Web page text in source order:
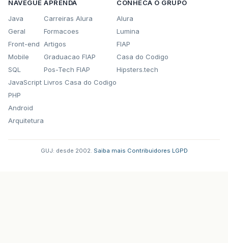
NAVEGUE
Java
Geral
Front-end
Mobile
SQL
JavaScript
PHP
Android
Arquitetura
APRENDA
Carreiras Alura
Formacoes
Artigos
Graduacao FIAP
Pos-Tech FIAP
Livros Casa do Codigo
CONHECA O GRUPO
Alura
Lumina
FIAP
Casa do Codigo
Hipsters.tech
GUJ: desde 2002. Saiba mais Contribuidores LGPD